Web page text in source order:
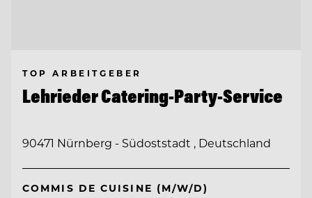
TOP ARBEITGEBER
Lehrieder Catering-Party-Service
90471 Nürnberg - Südoststadt , Deutschland
COMMIS DE CUISINE (M/W/D)